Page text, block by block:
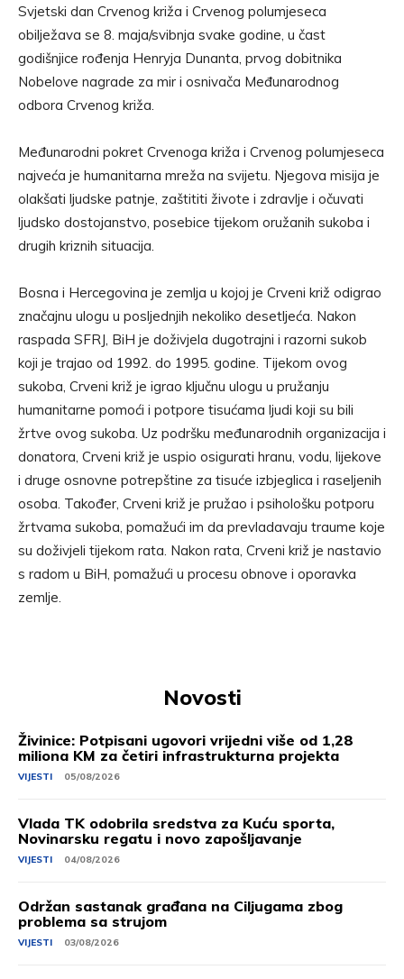
Svjetski dan Crvenog križa i Crvenog polumjeseca
obilježava se 8. maja/svibnja svake godine, u čast
godišnjice rođenja Henryja Dunanta, prvog dobitnika
Nobelove nagrade za mir i osnivača Međunarodnog
odbora Crvenog križa.
Međunarodni pokret Crvenoga križa i Crvenog polumjeseca
najveća je humanitarna mreža na svijetu. Njegova misija je
olakšati ljudske patnje, zaštititi živote i zdravlje i očuvati
ljudsko dostojanstvo, posebice tijekom oružanih sukoba i
drugih kriznih situacija.
Bosna i Hercegovina je zemlja u kojoj je Crveni križ odigrao
značajnu ulogu u posljednjih nekoliko desetljeća. Nakon
raspada SFRJ, BiH je doživjela dugotrajni i razorni sukob
koji je trajao od 1992. do 1995. godine. Tijekom ovog
sukoba, Crveni križ je igrao ključnu ulogu u pružanju
humanitarne pomoći i potpore tisućama ljudi koji su bili
žrtve ovog sukoba. Uz podršku međunarodnih organizacija i
donatora, Crveni križ je uspio osigurati hranu, vodu, lijekove
i druge osnovne potrepštine za tisuće izbjeglica i raseljenih
osoba. Također, Crveni križ je pružao i psihološku potporu
žrtvama sukoba, pomažući im da prevladavaju traume koje
su doživjeli tijekom rata. Nakon rata, Crveni križ je nastavio
s radom u BiH, pomažući u procesu obnove i oporavka
zemlje.
Novosti
Živinice: Potpisani ugovori vrijedni više od 1,28
miliona KM za četiri infrastrukturna projekta
VIJESTI 05/08/2026
Vlada TK odobrila sredstva za Kuću sporta,
Novinarsku regatu i novo zapošljavanje
VIJESTI 04/08/2026
Održan sastanak građana na Ciljugama zbog
problema sa strujom
VIJESTI 03/08/2026